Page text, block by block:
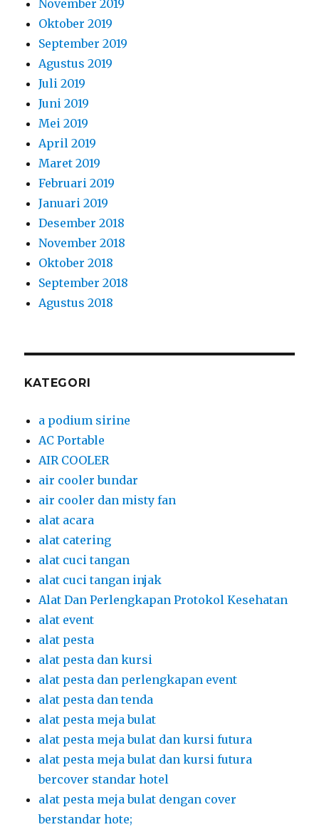
November 2019
Oktober 2019
September 2019
Agustus 2019
Juli 2019
Juni 2019
Mei 2019
April 2019
Maret 2019
Februari 2019
Januari 2019
Desember 2018
November 2018
Oktober 2018
September 2018
Agustus 2018
KATEGORI
a podium sirine
AC Portable
AIR COOLER
air cooler bundar
air cooler dan misty fan
alat acara
alat catering
alat cuci tangan
alat cuci tangan injak
Alat Dan Perlengkapan Protokol Kesehatan
alat event
alat pesta
alat pesta dan kursi
alat pesta dan perlengkapan event
alat pesta dan tenda
alat pesta meja bulat
alat pesta meja bulat dan kursi futura
alat pesta meja bulat dan kursi futura
bercover standar hotel
alat pesta meja bulat dengan cover
berstandar hote;